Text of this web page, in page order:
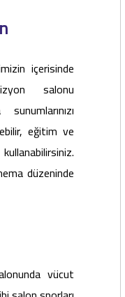
içerisinde
salonu
eğitim ve
düzeninde
vücut